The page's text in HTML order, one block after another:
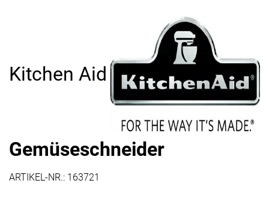
Kitchen Aid
Gemüseschneider
ARTIKEL-NR.: 163721